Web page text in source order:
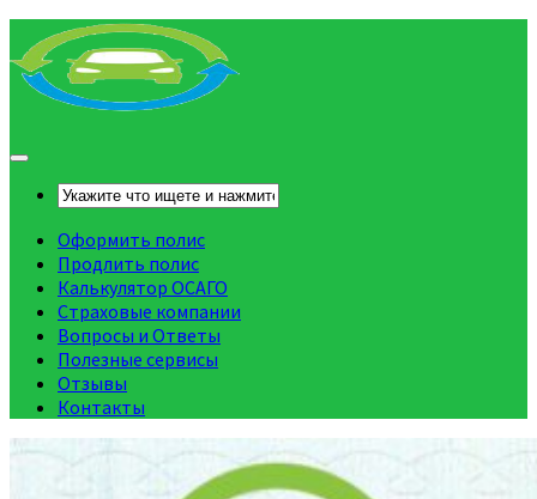
Оформить полис
Продлить полис
Калькулятор ОСАГО
Страховые компании
Вопросы и Ответы
Полезные сервисы
Отзывы
Контакты